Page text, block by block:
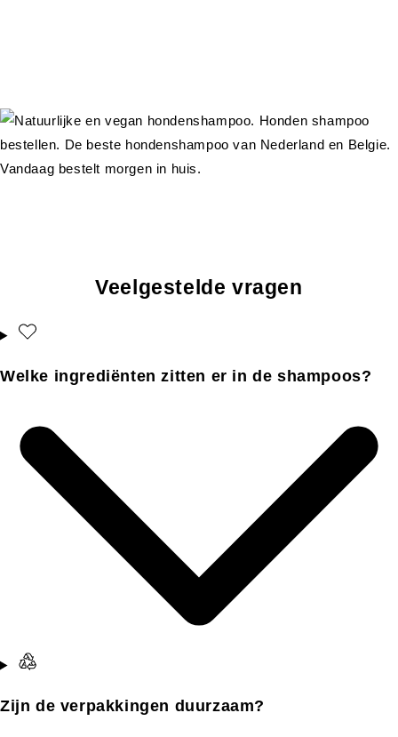
Veelgestelde vragen
Welke ingrediënten zitten er in de shampoos?
Zijn de verpakkingen duurzaam?